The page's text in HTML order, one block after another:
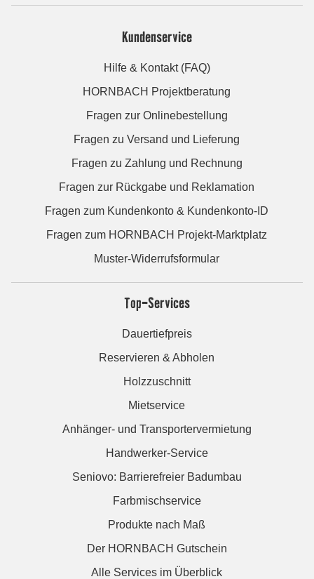
Kundenservice
Hilfe & Kontakt (FAQ)
HORNBACH Projektberatung
Fragen zur Onlinebestellung
Fragen zu Versand und Lieferung
Fragen zu Zahlung und Rechnung
Fragen zur Rückgabe und Reklamation
Fragen zum Kundenkonto & Kundenkonto-ID
Fragen zum HORNBACH Projekt-Marktplatz
Muster-Widerrufsformular
Top-Services
Dauertiefpreis
Reservieren & Abholen
Holzzuschnitt
Mietservice
Anhänger- und Transportervermietung
Handwerker-Service
Seniovo: Barrierefreier Badumbau
Farbmischservice
Produkte nach Maß
Der HORNBACH Gutschein
Alle Services im Überblick